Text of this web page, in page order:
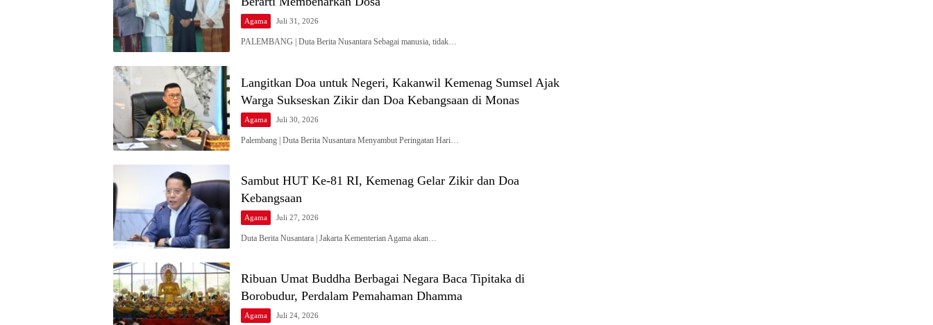
Agama Juli 31, 2026
PALEMBANG | Duta Berita Nusantara Sebagai manusia, tidak…
Langitkan Doa untuk Negeri, Kakanwil Kemenag Sumsel Ajak
Warga Sukseskan Zikir dan Doa Kebangsaan di Monas
Agama Juli 30, 2026
Palembang | Duta Berita Nusantara Menyambut Peringatan Hari…
Sambut HUT Ke-81 RI, Kemenag Gelar Zikir dan Doa
Kebangsaan
Agama Juli 27, 2026
Duta Berita Nusantara | Jakarta Kementerian Agama akan…
Ribuan Umat Buddha Berbagai Negara Baca Tipitaka di
Borobudur, Perdalam Pemahaman Dhamma
Agama Juli 24, 2026